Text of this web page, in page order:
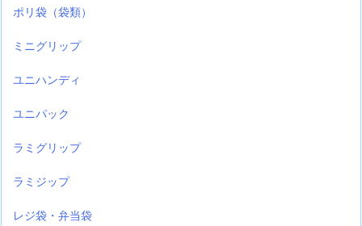
ポリ袋（袋類）
ミニグリップ
ユニハンディ
ユニパック
ラミグリップ
ラミジップ
レジ袋・弁当袋